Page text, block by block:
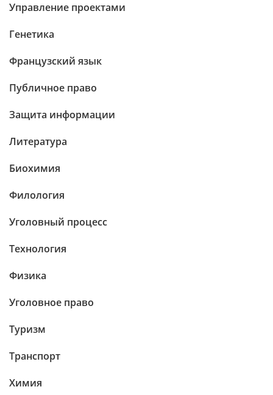
Управление проектами
Генетика
Французский язык
Публичное право
Защита информации
Литература
Биохимия
Филология
Уголовный процесс
Технология
Физика
Уголовное право
Туризм
Транспорт
Химия